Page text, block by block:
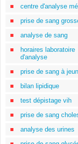
centre d'analyse
prise de sang
analyse de sang
horaires laboratoire
d'analyse
prise de sang à jeun
bilan lipidique
test dépistage vih
prise de sang
analyse des urines